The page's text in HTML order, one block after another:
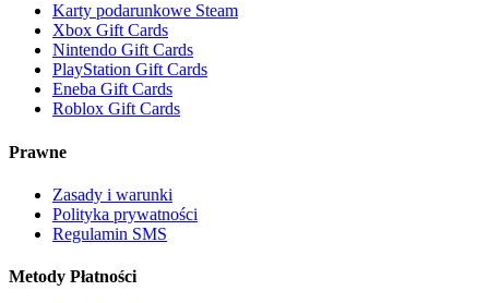
Karty podarunkowe Steam
Xbox Gift Cards
Nintendo Gift Cards
PlayStation Gift Cards
Eneba Gift Cards
Roblox Gift Cards
Prawne
Zasady i warunki
Polityka prywatności
Regulamin SMS
Metody Płatności